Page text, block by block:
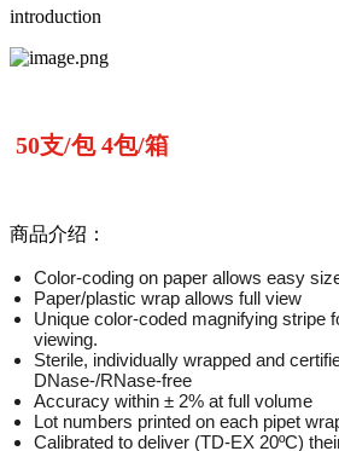
introduction
50支/包 4包/箱
商品介绍：
Color-coding on paper allows easy
Paper/plastic wrap allows full view
Unique color-coded magnifying stripe
viewing.
Sterile, individually wrapped and
DNase-/RNase-free
Accuracy within ± 2% at full volume
Lot numbers printed on each pipet
Calibrated to deliver (TD-EX 20ºC)